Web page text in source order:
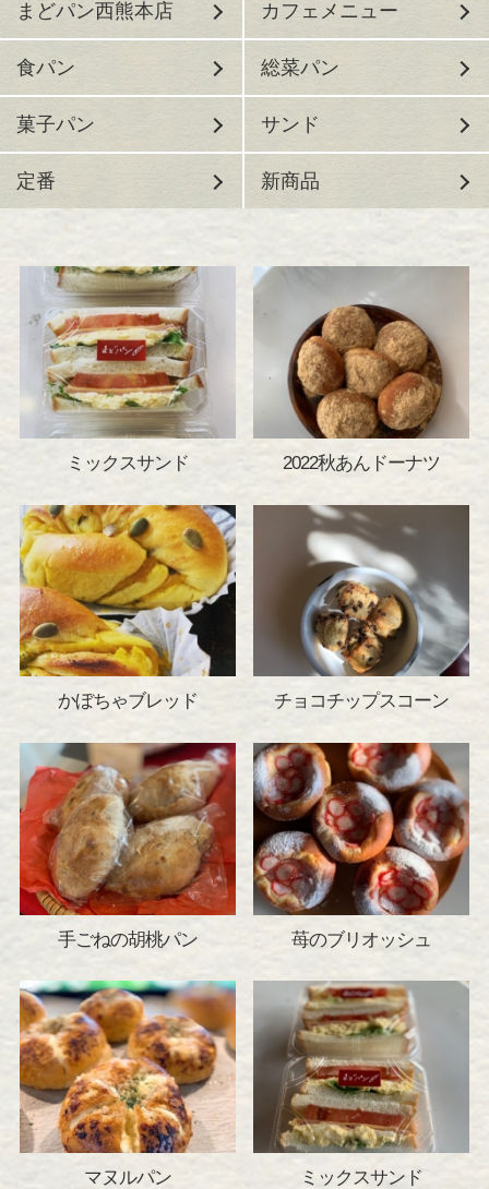
まどパン西熊本店 カフェメニュー
食パン 総菜パン
菓子パン サンド
定番 新商品
ミックスサンド 2022秋あんドーナツ
かぼちゃブレッド チョコチップスコーン
手ごねの胡桃パン 苺のブリオッシュ
マヌルパン ミックスサンド